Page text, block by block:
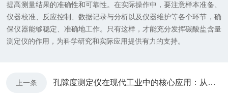
提高测量结果的准确性和可靠性。在实际操作中，要注意样本准备、
仪器校准、反应控制、数据记录与分析以及仪器维护等各个环节，确
保仪器能够稳定、准确地工作。只有这样，才能充分发挥碳酸盐含量
测定仪的作用，为科学研究和实际应用提供有力的支持。
上一条 孔隙度测定仪在现代工业中的核心应用：从建筑材料到能源材料的孔隙特性评估